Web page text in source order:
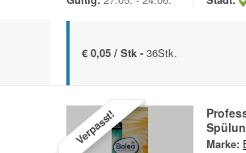
€ 0,05 / Stk - 36Stk.
Verpasst! Marke: